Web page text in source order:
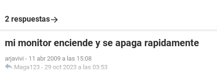
2 respuestas
mi monitor enciende y se apaga rapidamente
arjavivi - 11 abr 2009 a las 15:08
Maga123 - 29 oct 2023 a las 03:53